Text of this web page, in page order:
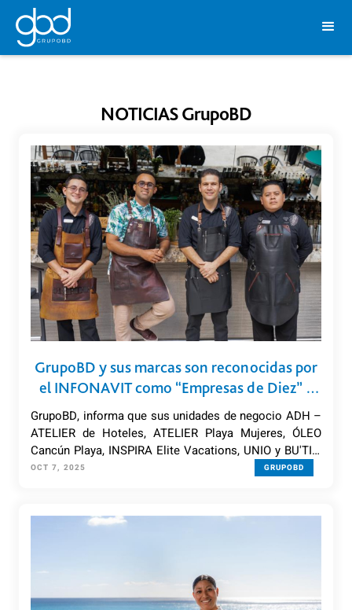
NOTICIAS GrupoBD
GrupoBD y sus marcas son reconocidas por
el INFONAVIT como “Empresas de Diez” y
“Empresas de Diez Plus”
GrupoBD, informa que sus unidades de negocio ADH –
ATELIER de Hoteles, ATELIER Playa Mujeres, ÓLEO
Cancún Playa, INSPIRA Elite Vacations, UNIO y BU'TIK,
han sido galardonadas por el Instituto del Fondo
OCT 7, 2025 GRUPOBD